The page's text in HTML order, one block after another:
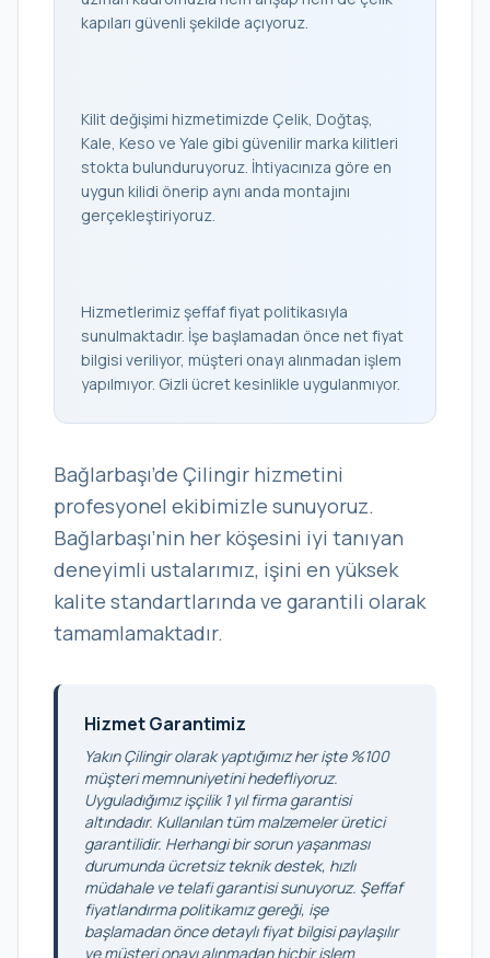
kapıları güvenli şekilde açıyoruz.
Kilit değişimi hizmetimizde Çelik, Doğtaş,
Kale, Keso ve Yale gibi güvenilir marka kilitleri
stokta bulunduruyoruz. İhtiyacınıza göre en
uygun kilidi önerip aynı anda montajını
gerçekleştiriyoruz.
Hizmetlerimiz şeffaf fiyat politikasıyla
sunulmaktadır. İşe başlamadan önce net fiyat
bilgisi veriliyor, müşteri onayı alınmadan işlem
yapılmıyor. Gizli ücret kesinlikle uygulanmıyor.
Bağlarbaşı’de Çilingir hizmetini
profesyonel ekibimizle sunuyoruz.
Bağlarbaşı’nin her köşesini iyi tanıyan
deneyimli ustalarımız, işini en yüksek
kalite standartlarında ve garantili olarak
tamamlamaktadır.
Hizmet Garantimiz
Yakın Çilingir olarak yaptığımız her işte %100
müşteri memnuniyetini hedefliyoruz.
Uyguladığımız işçilik 1 yıl firma garantisi
altındadır. Kullanılan tüm malzemeler üretici
garantilidir. Herhangi bir sorun yaşanması
durumunda ücretsiz teknik destek, hızlı
müdahale ve telafi garantisi sunuyoruz. Şeffaf
fiyatlandırma politikamız gereği, işe
başlamadan önce detaylı fiyat bilgisi paylaşılır
ve müşteri onayı alınmadan hiçbir işlem